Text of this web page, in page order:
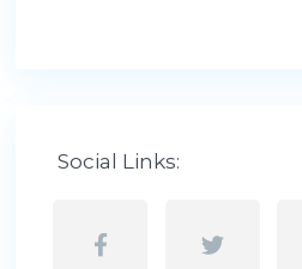
Social Links: